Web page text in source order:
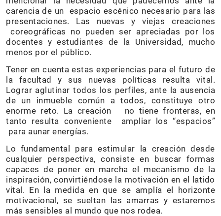
carencia de un espacio escénico necesario para las
presentaciones. Las nuevas y viejas creaciones
coreográficas no pueden ser apreciadas por los
docentes y estudiantes de la Universidad, mucho
menos por el público.
Tener en cuenta estas experiencias para el futuro de
la facultad y sus nuevas políticas resulta vital.
Lograr aglutinar todos los perfiles, ante la ausencia
de un inmueble común a todos, constituye otro
enorme reto. La creación no tiene fronteras, en
tanto resulta conveniente ampliar los “espacios”
para aunar energías.
Lo fundamental para estimular la creación desde
cualquier perspectiva, consiste en buscar formas
capaces de poner en marcha el mecanismo de la
inspiración, convirtiéndose la motivación en el latido
vital. En la medida en que se amplía el horizonte
motivacional, se sueltan las amarras y estaremos
más sensibles al mundo que nos rodea.